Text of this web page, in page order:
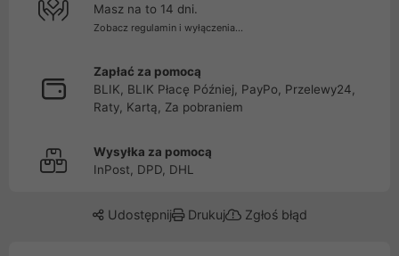
Masz na to 14 dni.
Zobacz regulamin i wyłączenia...
Zapłać za pomocą
BLIK, BLIK Płacę Później, PayPo, Przelewy24,
Raty, Kartą, Za pobraniem
Wysyłka za pomocą
InPost, DPD, DHL
Udostępnij Drukuj Zgłoś błąd